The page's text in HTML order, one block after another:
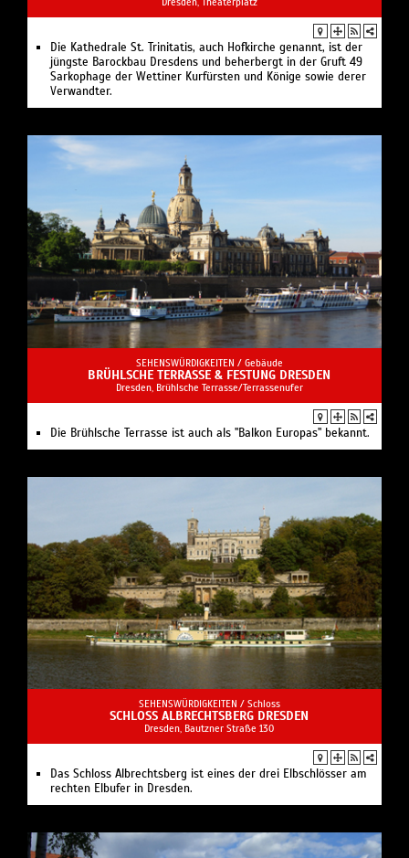
Die Kathedrale St. Trinitatis, auch Hofkirche genannt, ist der
jüngste Barockbau Dresdens und beherbergt in der Gruft 49
Sarkophage der Wettiner Kurfürsten und Könige sowie derer
Verwandter.
SEHENSWÜRDIGKEITEN / Gebäude
BRÜHLSCHE TERRASSE & FESTUNG DRESDEN
Dresden, Brühlsche Terrasse/Terrassenufer
Die Brühlsche Terrasse ist auch als "Balkon Europas" bekannt.
SEHENSWÜRDIGKEITEN / Schloss
SCHLOSS ALBRECHTSBERG DRESDEN
Dresden, Bautzner Straße 130
Das Schloss Albrechtsberg ist eines der drei Elbschlösser am
rechten Elbufer in Dresden.